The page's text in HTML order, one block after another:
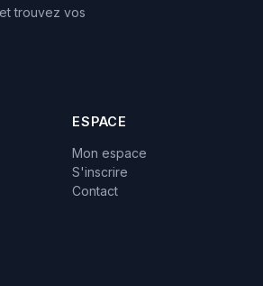
trouvez vos
ESPACE
Mon espace
S'inscrire
Contact